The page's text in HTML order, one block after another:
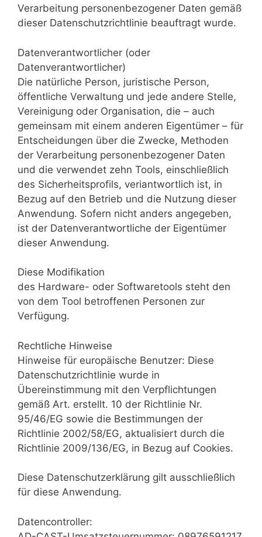
Verarbeitung personenbezogener Daten gemäß
dieser Datenschutzrichtlinie beauftragt wurde.
Datenverantwortlicher (oder
Datenverantwortlicher)
Die natürliche Person, juristische Person,
öffentliche Verwaltung und jede andere Stelle,
Vereinigung oder Organisation, die – auch
gemeinsam mit einem anderen Eigentümer – für
Entscheidungen über die Zwecke, Methoden
der Verarbeitung personenbezogener Daten
und die verwendet zehn Tools, einschließlich
des Sicherheitsprofils, veriantwortlich ist, in
Bezug auf den Betrieb und die Nutzung dieser
Anwendung. Sofern nicht anders angegeben,
ist der Datenverantwortliche der Eigentümer
dieser Anwendung.
Diese Modifikation
des Hardware- oder Softwaretools steht den
von dem Tool betroffenen Personen zur
Verfügung.
Rechtliche Hinweise
Hinweise für europäische Benutzer: Diese
Datenschutzrichtlinie wurde in
Übereinstimmung mit den Verpflichtungen
gemäß Art. erstellt. 10 der Richtlinie Nr.
95/46/EG sowie die Bestimmungen der
Richtlinie 2002/58/EG, aktualisiert durch die
Richtlinie 2009/136/EG, in Bezug auf Cookies.
Diese Datenschutzerklärung gilt ausschließlich
für diese Anwendung.
Datencontroller: